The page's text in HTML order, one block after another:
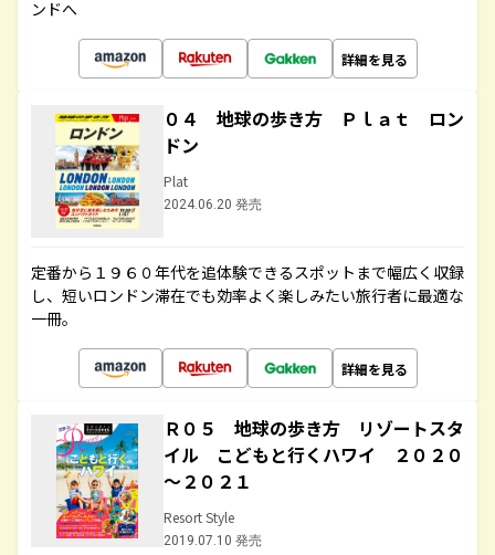
ンドへ
詳細を見る
０４ 地球の歩き方 Ｐｌａｔ ロン
ドン
Plat
2024.06.20 発売
定番から１９６０年代を追体験できるスポットまで幅広く収録
し、短いロンドン滞在でも効率よく楽しみたい旅行者に最適な
一冊。
詳細を見る
Ｒ０５ 地球の歩き方 リゾートスタ
イル こどもと行くハワイ ２０２０
～２０２１
Resort Style
2019.07.10 発売